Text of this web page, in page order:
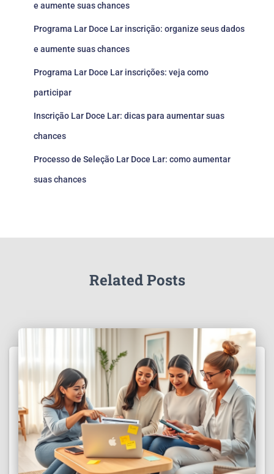
e aumente suas chances
Programa Lar Doce Lar inscrição: organize seus dados
e aumente suas chances
Programa Lar Doce Lar inscrições: veja como
participar
Inscrição Lar Doce Lar: dicas para aumentar suas
chances
Processo de Seleção Lar Doce Lar: como aumentar
suas chances
Related Posts